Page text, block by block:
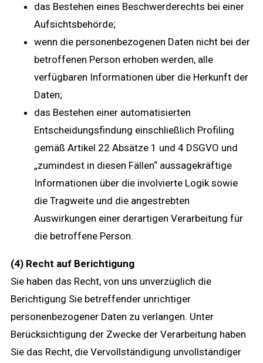
das Bestehen eines Beschwerderechts bei einer
Aufsichtsbehörde;
wenn die personenbezogenen Daten nicht bei der
betroffenen Person erhoben werden, alle
verfügbaren Informationen über die Herkunft der
Daten;
das Bestehen einer automatisierten
Entscheidungsfindung einschließlich Profiling
gemäß Artikel 22 Absätze 1 und 4 DSGVO und
„zumindest in diesen Fällen“ aussagekräftige
Informationen über die involvierte Logik sowie
die Tragweite und die angestrebten
Auswirkungen einer derartigen Verarbeitung für
die betroffene Person.
(4) Recht auf Berichtigung
Sie haben das Recht, von uns unverzüglich die
Berichtigung Sie betreffender unrichtiger
personenbezogener Daten zu verlangen. Unter
Berücksichtigung der Zwecke der Verarbeitung haben
Sie das Recht, die Vervollständigung unvollständiger